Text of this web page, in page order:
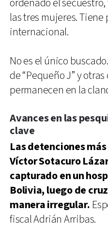
ordenado el
las tres mujeres.
internacional.
No es el único
de “Pequeño J” y
permanecen en la
Avances en las
clave
Las detenciones
Víctor Sotacuro
capturado en un
Bolivia, luego de
manera irregular.
fiscal Adrián Arribas.